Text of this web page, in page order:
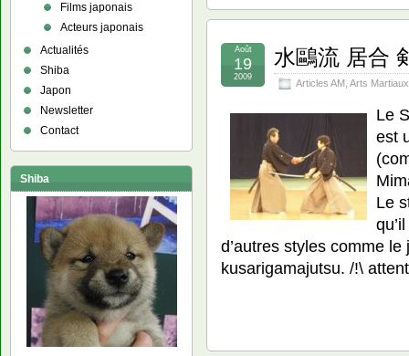
水鷗流 居合
Articles AM Arts Martiaux
Août
19
2009
Le
est
Le
d’autres styles comme
kusarigamajutsu. /!\
Films japonais
Acteurs japonais
Actualités
Shiba
Japon
Newsletter
Contact
Shiba